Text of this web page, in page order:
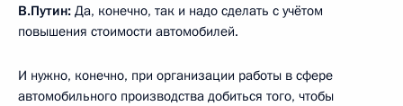
В.Путин: Да, конечно, так и надо сделать с учётом
повышения стоимости автомобилей.
И нужно, конечно, при организации работы в сфере
автомобильного производства добиться того, чтобы